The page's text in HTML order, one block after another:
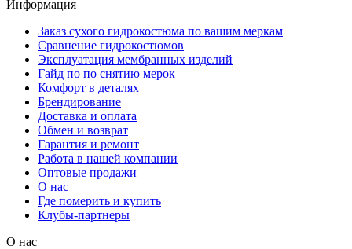
Информация
Заказ сухого гидрокостюма по вашим меркам
Сравнение гидрокостюмов
Эксплуатация мембранных изделий
Гайд по по снятию мерок
Комфорт в деталях
Брендирование
Доставка и оплата
Обмен и возврат
Гарантия и ремонт
Работа в нашей компании
Оптовые продажи
О нас
Где померить и купить
Клубы-партнеры
О нас